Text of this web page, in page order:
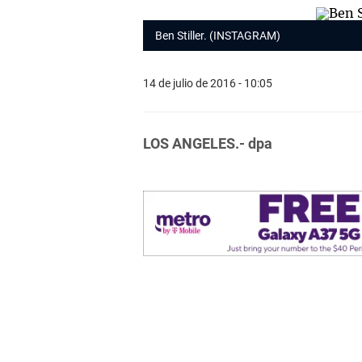
Ben Stiller. (INSTAGRAM)
14 de julio de 2016 - 10:05
LOS ANGELES.- dpa